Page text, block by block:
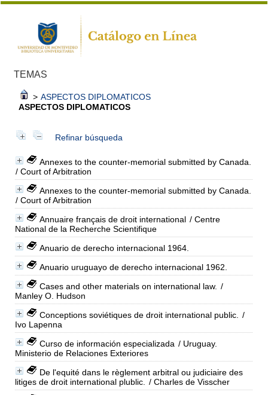
TEMAS
> ASPECTOS DIPLOMATICOS
ASPECTOS DIPLOMATICOS
Refinar búsqueda
Annexes to the counter-memorial submitted by Canada.
/ Court of Arbitration
Annexes to the counter-memorial submitted by Canada.
/ Court of Arbitration
Annuaire français de droit international / Centre
National de la Recherche Scientifique
Anuario de derecho internacional 1964.
Anuario uruguayo de derecho internacional 1962.
Cases and other materials on international law. /
Manley O. Hudson
Conceptions soviétiques de droit international public.
/
Ivo Lapenna
Curso de información especializada / Uruguay.
Ministerio de Relaciones Exteriores
De l'equité dans le règlement arbitral ou judiciaire des
litiges de droit international plublic.
/ Charles de Visscher